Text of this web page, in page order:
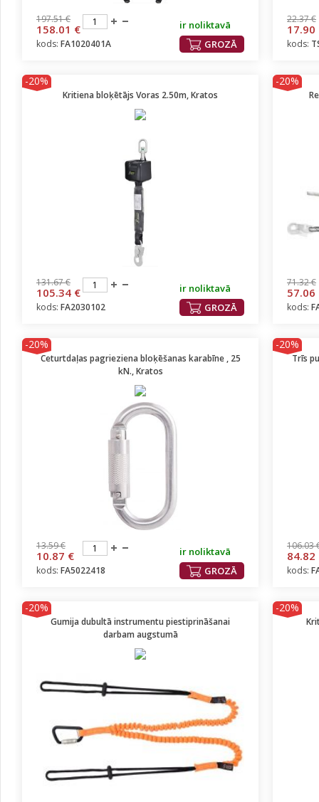
197.51 €
158.01 €
ir noliktavā
GROZĀ
kods: FA1020401A
22.37 €
17.90
kods:
-20%
Kritiena bloķētājs Voras 2.50m, Kratos
131.67 €
105.34 €
ir noliktavā
GROZĀ
kods: FA2030102
-20%
71.32 €
57.06
kods:
-20%
Ceturtdaļas pagrieziena bloķēšanas karabīne , 25
kN., Kratos
13.59 €
10.87 €
ir noliktavā
GROZĀ
kods: FA5022418
-20%
Trīs
106.03
84.82
kods:
-20%
Gumija dubultā instrumentu piestiprināšanai
darbam augstumā
-20%